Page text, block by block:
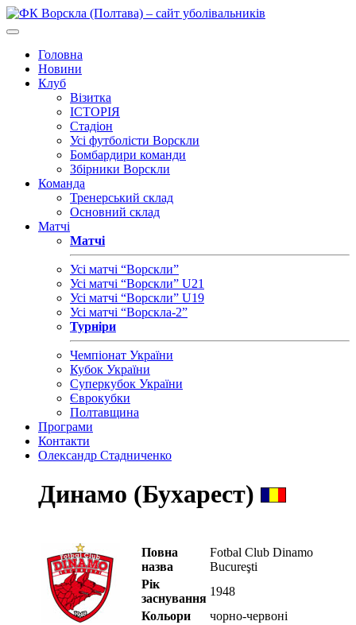
Головна
Новини
Клуб
Візитка
ІСТОРІЯ
Стадіон
Усі футболісти Ворскли
Бомбардири команди
Збірники Ворскли
Команда
Тренерський склад
Основний склад
Матчі
Матчі
Усі матчі “Ворскли”
Усі матчі “Ворскли” U21
Усі матчі “Ворскли” U19
Усі матчі “Ворскла-2”
Турніри
Чемпіонат України
Кубок України
Суперкубок України
Єврокубки
Полтавщина
Програми
Контакти
Олександр Стадниченко
Динамо (Бухарест)
Повна
назва
Fotbal Club Dinamo
Bucureşti
Рік
заснування
1948
Кольори
чорно-червоні